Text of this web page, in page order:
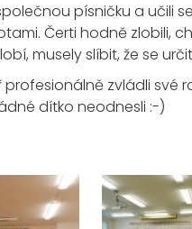
písničku a učili
Čerti hodně zlobili,
musely slíbit, že se
zvládli
dítko neodnesli :-)